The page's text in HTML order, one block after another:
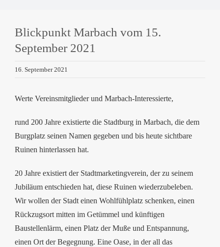
Blickpunkt Marbach vom 15.
September 2021
16. September 2021
Werte Vereinsmitglieder und Marbach-Interessierte,
rund 200 Jahre existierte die Stadtburg in Marbach, die dem
Burgplatz seinen Namen gegeben und bis heute sichtbare
Ruinen hinterlassen hat.
20 Jahre existiert der Stadtmarketingverein, der zu seinem
Jubiläum entschieden hat, diese Ruinen wiederzubeleben.
Wir wollen der Stadt einen Wohlfühlplatz schenken, einen
Rückzugsort mitten im Getümmel und künftigen
Baustellenlärm, einen Platz der Muße und Entspannung,
einen Ort der Begegnung. Eine Oase, in der all das